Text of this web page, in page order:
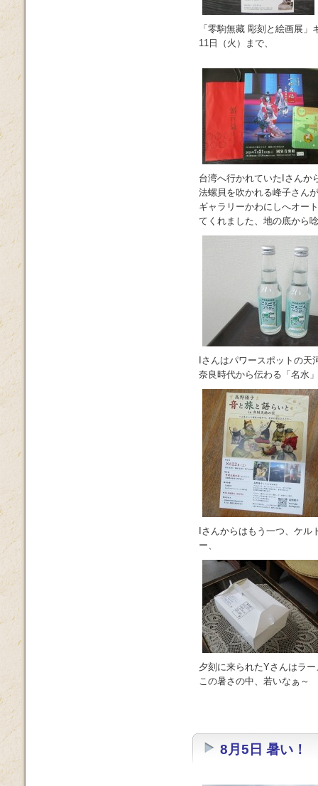
「零駒無藏 彫刻と絵画展
11日（火）まで、
台湾へ行かれていたIさんか
法螺貝を吹かれる峰子さん
ギャラリーかわにしへオー
てくれました、地の底から
Iさんはパワースポットの
奈良時代から伝わる「名水
Iさんからはもう一つ、ケ
ー、
夕刻に来られたYさんはラ
この暑さの中、若いなぁ～
8月5日 暑い！